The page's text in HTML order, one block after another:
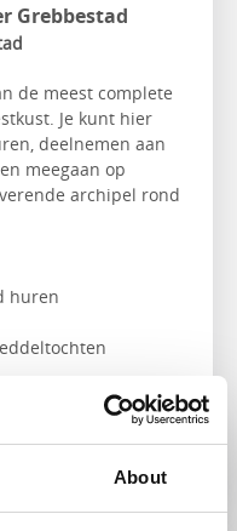
About
Grebbestad
de meest complete
Je kunt hier
deelnemen aan
meegaan op
archipel rond
huren